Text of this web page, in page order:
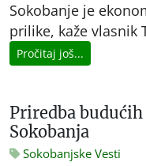
Sokobanje je
prilike, kaže vlasnik
Pročitaj još...
Priredba
Sokobanja
Sokobanjske Vesti